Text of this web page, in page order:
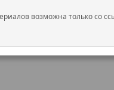
возможна только со